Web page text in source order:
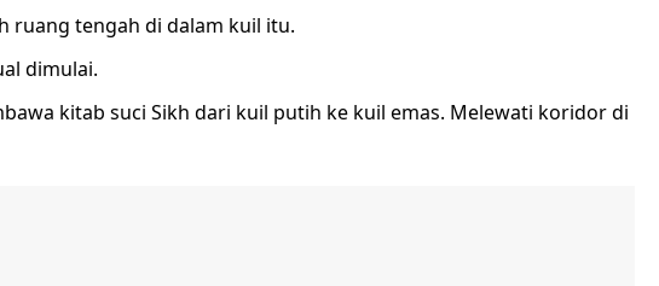
ruang tengah di dalam kuil itu.
dimulai.
kitab suci Sikh dari kuil putih ke kuil emas. Melewati koridor di